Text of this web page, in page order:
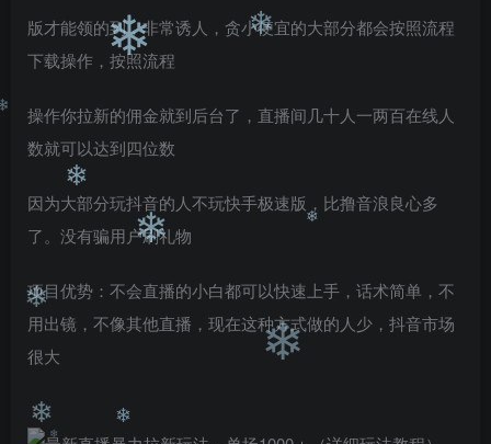
版才能领的到，非常诱人，贪小便宜的大部分都会按照流程
下载操作，按照流程
操作你拉新的佣金就到后台了，直播间几十人一两百在线人
数就可以达到四位数
因为大部分玩抖音的人不玩快手极速版，比撸音浪良心多
了。没有骗用户刷礼物
项目优势：不会直播的小白都可以快速上手，话术简单，不
用出镜，不像其他直播，现在这种方式做的人少，抖音市场
很大
❄
❄
❄
❄